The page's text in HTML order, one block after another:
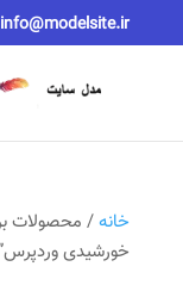
info@modelsite.ir
خانه/ محصولات
خورشیدی